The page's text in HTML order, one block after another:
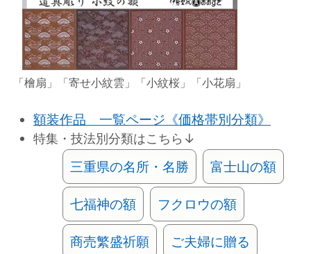
「檜扇」「寄せ小紋雲」「小紋桜」「小花扇」
額装作品 一覧ページ《価格帯別分類》
特集・技法別分類はこちら↓
三重県の名所・名勝 富士山の額
七福神の額 フクロウの額
商売繁盛祈願 ご夫婦に贈る